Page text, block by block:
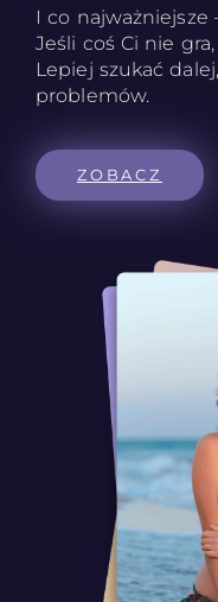
I co
Jeśli coś Ci nie
Lepiej szukać
problemów.
ZOBACZ